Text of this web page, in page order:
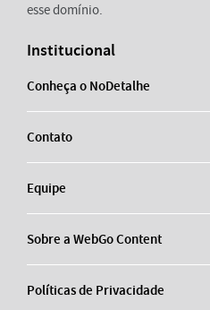
esse domínio.
Institucional
Conheça o NoDetalhe
Contato
Equipe
Sobre a WebGo Content
Políticas de Privacidade